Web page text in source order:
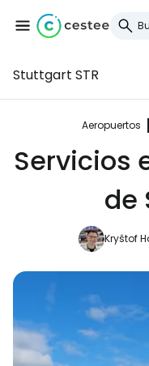
Stuttgart STR
Aeropuertos
Servicios
de
Kryštof
Iniciar
Cestee
... la